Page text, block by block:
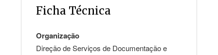
Ficha Técnica
Organização
Direção de Serviços de Documentação e